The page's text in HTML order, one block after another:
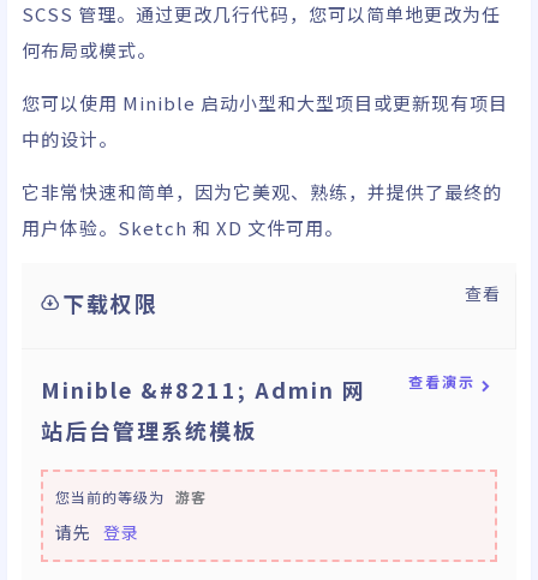
SCSS 管理。通过更改几行代码，您可以简单地更改为任
何布局或模式。
您可以使用 Minible 启动小型和大型项目或更新现有项目
中的设计。
它非常快速和简单，因为它美观、熟练，并提供了最终的
用户体验。Sketch 和 XD 文件可用。
下载权限 查看
Minible &#8211; Admin 网
站后台管理系统模板
查看演示
您当前的等级为 游客
请先 登录